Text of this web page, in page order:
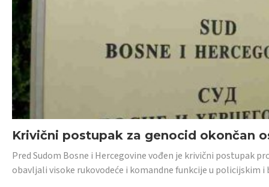
Krivični postupak za genocid okončan
Pred Sudom Bosne i Hercegovine vođen je krivični postupak
obavljali visoke rukovodeće i komandne funkcije u policijskim